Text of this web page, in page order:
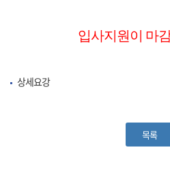
입사지원이 마
상세요강
목록